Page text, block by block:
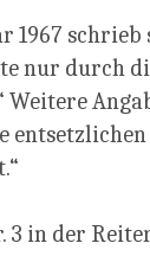
schrieb
nur durch
3 in der